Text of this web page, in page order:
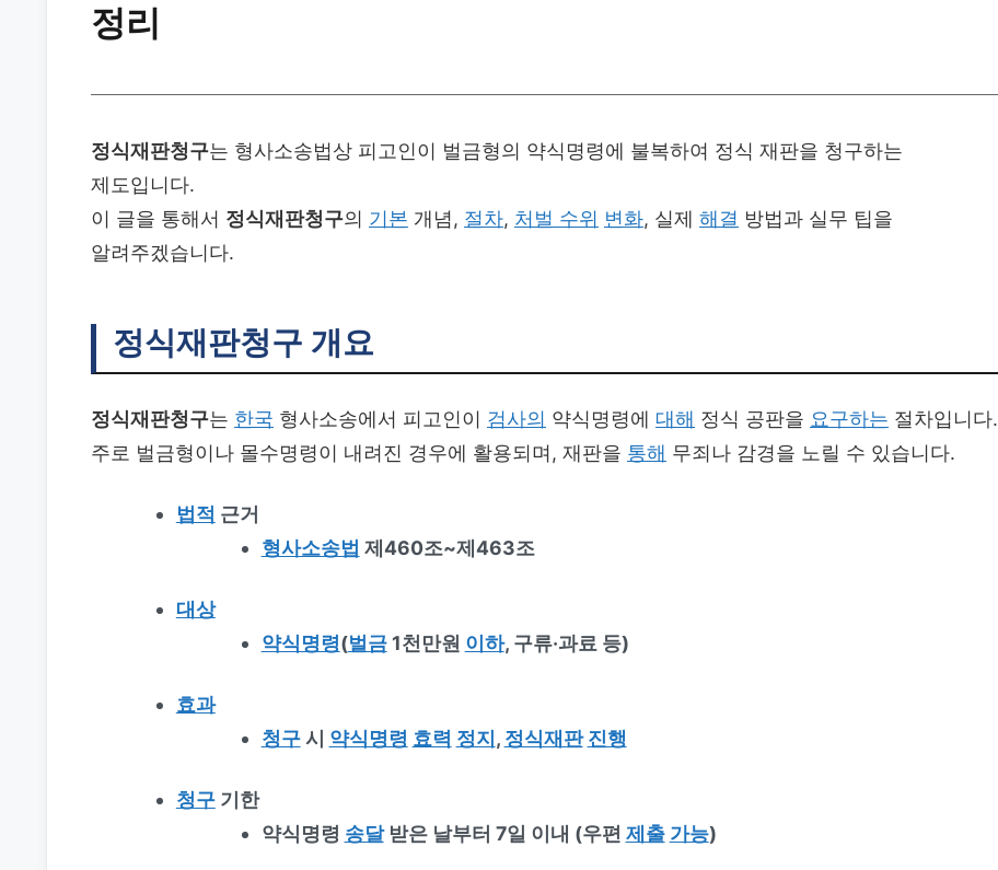
정리
정식재판청구는 형사소송법상 피고인이 벌금형의 약식명령에 불복하여 정식 재판을 청구하는
제도입니다.
이 글을 통해서 정식재판청구의 기본 개념, 절차, 처벌 수위 변화, 실제 해결 방법과 실무 팁을
알려주겠습니다.
정식재판청구 개요
정식재판청구는 한국 형사소송에서 피고인이 검사의 약식명령에 대해 정식 공판을 요구하는 절차입니다.
주로 벌금형이나 몰수명령이 내려진 경우에 활용되며, 재판을 통해 무죄나 감경을 노릴 수 있습니다.
법적 근거
형사소송법 제460조~제463조
대상
약식명령(벌금1천만원 이하, 구류·과료 등)
효과
청구시 약식명령 효력 정지 , 정식재판 진행
청구기한
약식명령 송달받은 날부터 7일 이내 (우편 제출 가능)